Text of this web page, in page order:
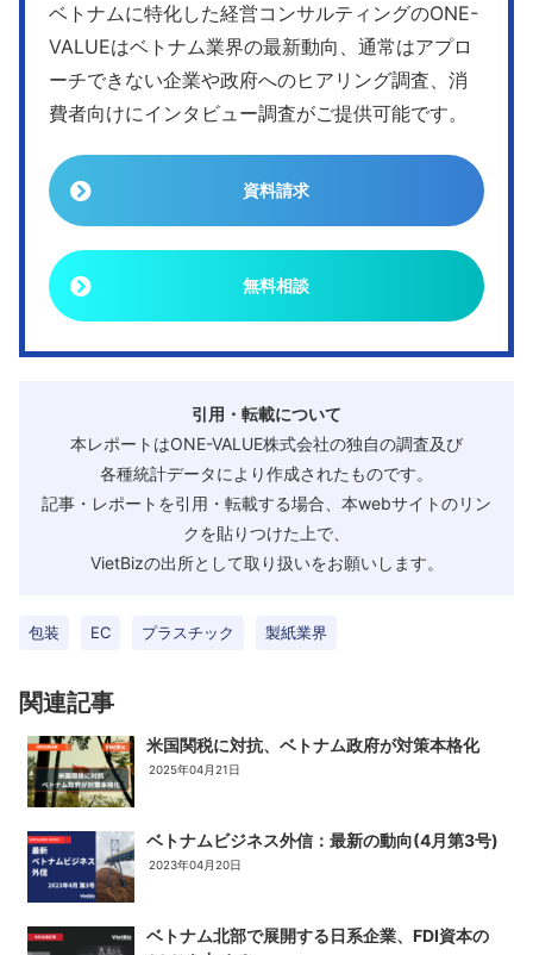
ベトナムに特化した経営コンサルティングのONE-
VALUEはベトナム業界の最新動向、通常はアプロ
ーチできない企業や政府へのヒアリング調査、消
費者向けにインタビュー調査がご提供可能です。
資料請求
無料相談
引用・転載について
本レポートはONE-VALUE株式会社の独自の調査及び
各種統計データにより作成されたものです。
記事・レポートを引用・転載する場合、本webサイトのリン
クを貼りつけた上で、
VietBizの出所として取り扱いをお願いします。
包装 EC プラスチック 製紙業界
関連記事
米国関税に対抗、ベトナム政府が対策本格化
2025年04月21日
ベトナムビジネス外信：最新の動向(4月第3号)
2023年04月20日
ベトナム北部で展開する日系企業、FDI資本の